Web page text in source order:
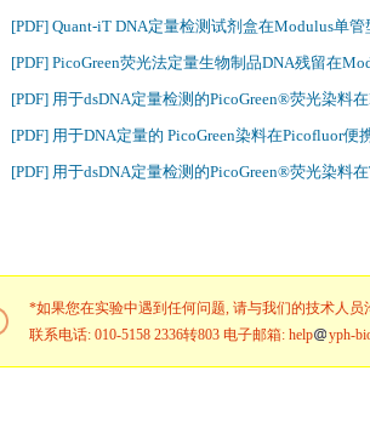
[PDF] Quant-iT DNA定量检测试剂盒在Modulus单
[PDF] PicoGreen荧光法定量生物制品DNA残留在
[PDF] 用于dsDNA定量检测的PicoGreen®荧光染料
[PDF] 用于DNA定量的 PicoGreen染料在Picofluor便
[PDF] 用于dsDNA定量检测的PicoGreen®荧光染料
*如果您在实验中遇到任何问题, 请与我们的技术人员
联系电话: 010-5158 2336转803 电子邮箱: help
yph-